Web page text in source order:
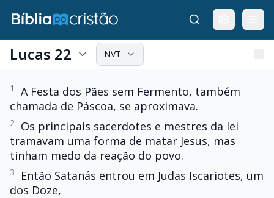
Lucas 22 NVT
1
A Festa dos Pães sem Fermento, também
chamada de Páscoa, se aproximava.
2
Os principais sacerdotes e mestres da lei
tramavam uma forma de matar Jesus, mas
tinham medo da reação do povo.
3
Então Satanás entrou em Judas Iscariotes, um
dos Doze,